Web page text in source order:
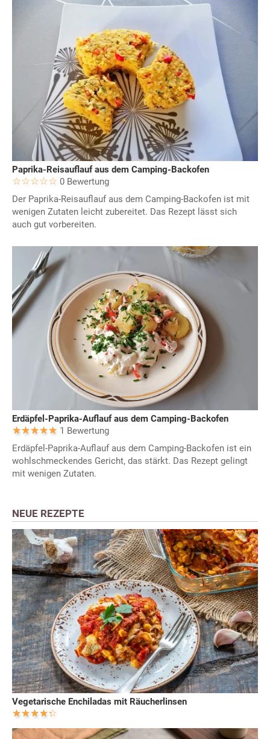
Paprika-Reisauflauf aus dem Camping-Backofen
0 Bewertung
Der Paprika-Reisauflauf aus dem Camping-Backofen ist mit
wenigen Zutaten leicht zubereitet. Das Rezept lässt sich
auch gut vorbereiten.
Erdäpfel-Paprika-Auflauf aus dem Camping-Backofen
1 Bewertung
Erdäpfel-Paprika-Auflauf aus dem Camping-Backofen ist ein
wohlschmeckendes Gericht, das stärkt. Das Rezept gelingt
mit wenigen Zutaten.
NEUE REZEPTE
Vegetarische Enchiladas mit Räucherlinsen